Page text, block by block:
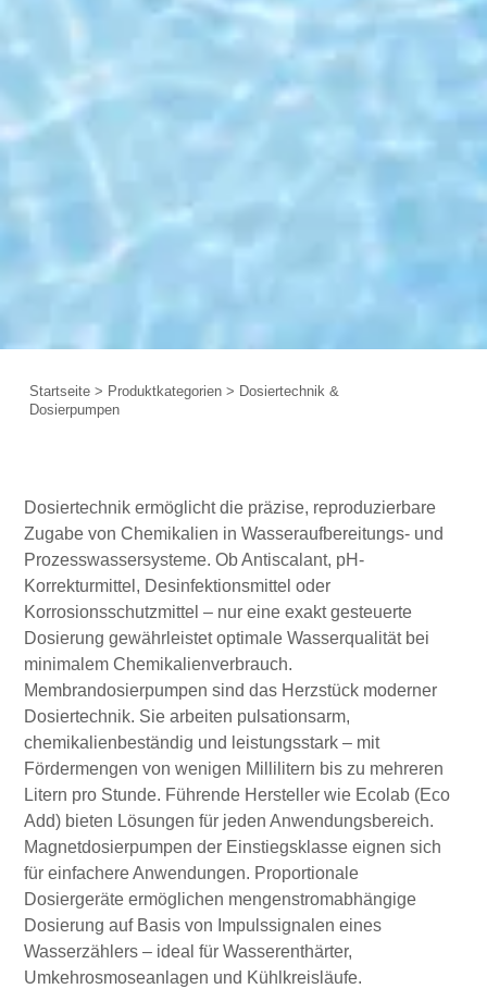
Startseite > Produktkategorien > Dosiertechnik &
Dosierpumpen
Dosiertechnik ermöglicht die präzise, reproduzierbare
Zugabe von Chemikalien in Wasseraufbereitungs- und
Prozesswassersysteme. Ob Antiscalant, pH-
Korrekturmittel, Desinfektionsmittel oder
Korrosionsschutzmittel – nur eine exakt gesteuerte
Dosierung gewährleistet optimale Wasserqualität bei
minimalem Chemikalienverbrauch.
Membrandosierpumpen sind das Herzstück moderner
Dosiertechnik. Sie arbeiten pulsationsarm,
chemikalienbeständig und leistungsstark – mit
Fördermengen von wenigen Millilitern bis zu mehreren
Litern pro Stunde. Führende Hersteller wie Ecolab (Eco
Add) bieten Lösungen für jeden Anwendungsbereich.
Magnetdosierpumpen der Einstiegsklasse eignen sich
für einfachere Anwendungen. Proportionale
Dosiergeräte ermöglichen mengenstromabhängige
Dosierung auf Basis von Impulssignalen eines
Wasserzählers – ideal für Wasserenthärter,
Umkehrosmoseanlagen und Kühlkreisläufe.